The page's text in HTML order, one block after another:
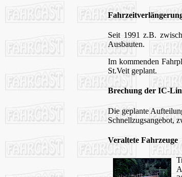
Seit 1991 z.B.
Ausbauten.
Im kommenden
St.Veit geplant.
Brechung der IC-
Die geplante
Schnellzugsangebot,
Veraltete Fahrzeuge